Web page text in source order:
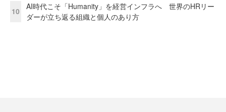
10
AI時代こそ「Humanity」を経営インフラへ 世界のHRリー
ダーが立ち返る組織と個人のあり方